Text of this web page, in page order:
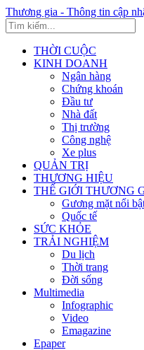
Thương gia - Thông tin cập
THỜI CUỘC
KINH DOANH
Ngân hàng
Chứng khoán
Đầu tư
Nhà đất
Thị trường
Công nghệ
Xe plus
QUẢN TRỊ
THƯƠNG HIỆU
THẾ GIỚI THƯƠNG
Gương mặt nổi
Quốc tế
SỨC KHỎE
TRẢI NGHIỆM
Du lịch
Thời trang
Đời sống
Multimedia
Infographic
Video
Emagazine
Epaper